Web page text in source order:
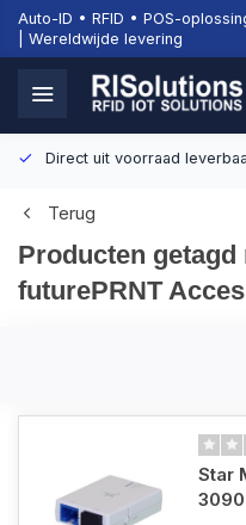
Auto-ID • RFID • POS-
| Wereldwijde levering
Direct uit voorraad
Terug
Producten getagd
futurePRNT
Star